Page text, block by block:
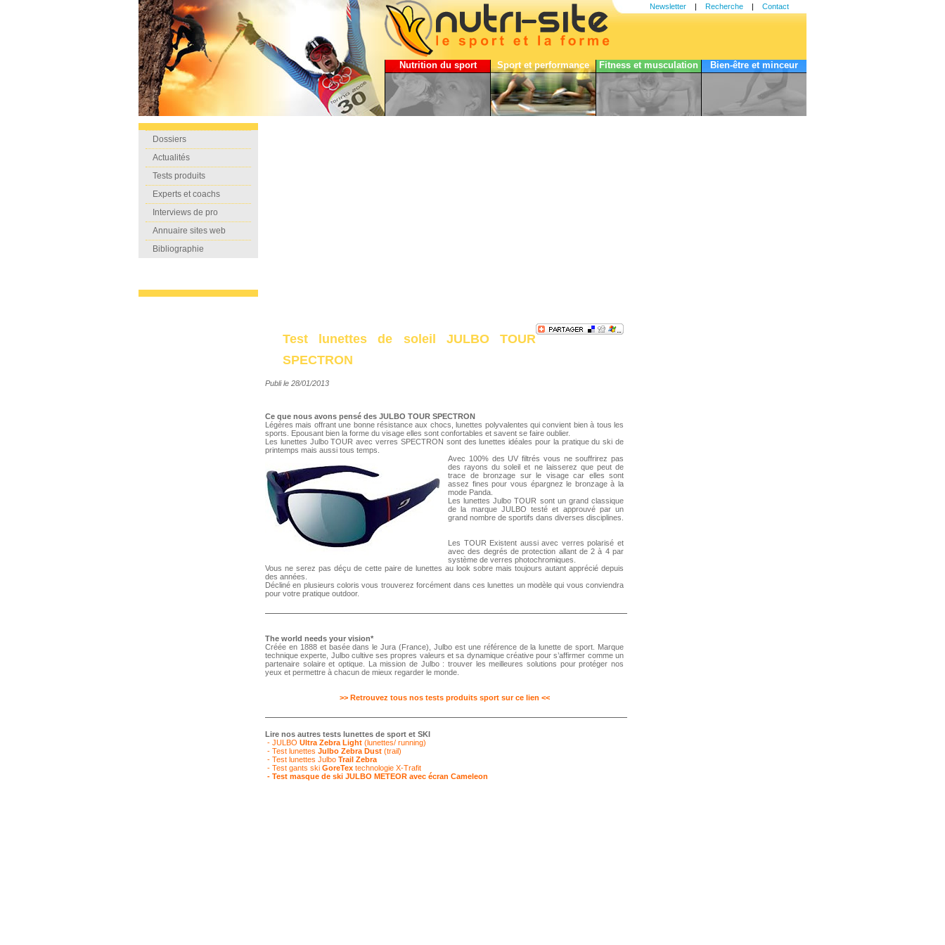
Newsletter | Recherche | Contact
Nutrition du sport Sport et performance Fitness et musculation Bien-être et minceur
Dossiers
Actualités
Tests produits
Experts et coachs
Interviews de pro
Annuaire sites web
Bibliographie
Test lunettes de soleil JULBO TOUR
SPECTRON
Publi le 28/01/2013
Ce que nous avons pensé des JULBO TOUR SPECTRON
Légères mais offrant une bonne résistance aux chocs, lunettes polyvalentes qui convient bien à tous les
sports. Epousant bien la forme du visage elles sont confortables et savent se faire oublier.
Les lunettes Julbo TOUR avec verres SPECTRON sont des lunettes idéales pour la pratique du ski de
printemps mais aussi tous temps.
Avec 100% des UV filtrés vous ne souffrirez pas
des rayons du soleil et ne laisserez que peut de
trace de bronzage sur le visage car elles sont
assez fines pour vous épargnez le bronzage à la
mode Panda.
Les lunettes Julbo TOUR sont un grand classique
de la marque JULBO testé et approuvé par un
grand nombre de sportifs dans diverses disciplines.
Les TOUR Existent aussi avec verres polarisé et
avec des degrés de protection allant de 2 à 4 par
système de verres photochromiques.
Vous ne serez pas déçu de cette paire de lunettes au look sobre mais toujours autant apprécié depuis
des années.
Décliné en plusieurs coloris vous trouverez forcément dans ces lunettes un modèle qui vous conviendra
pour votre pratique outdoor.
The world needs your vision*
Créée en 1888 et basée dans le Jura (France), Julbo est une référence de la lunette de sport. Marque
technique experte, Julbo cultive ses propres valeurs et sa dynamique créative pour s’affirmer comme un
partenaire solaire et optique. La mission de Julbo : trouver les meilleures solutions pour protéger nos
yeux et permettre à chacun de mieux regarder le monde.
>> Retrouvez tous nos tests produits sport sur ce lien <<
Lire nos autres tests lunettes de sport et SKI
- JULBO Ultra Zebra Light (lunettes/ running)
- Test lunettes Julbo Zebra Dust (trail)
- Test lunettes Julbo Trail Zebra
- Test gants ski GoreTex technologie X-Trafit
- Test masque de ski JULBO METEOR avec écran Cameleon